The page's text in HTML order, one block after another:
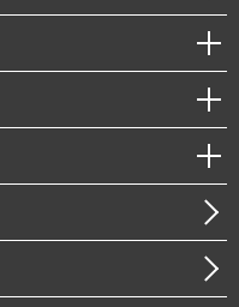
）・防災（政策）